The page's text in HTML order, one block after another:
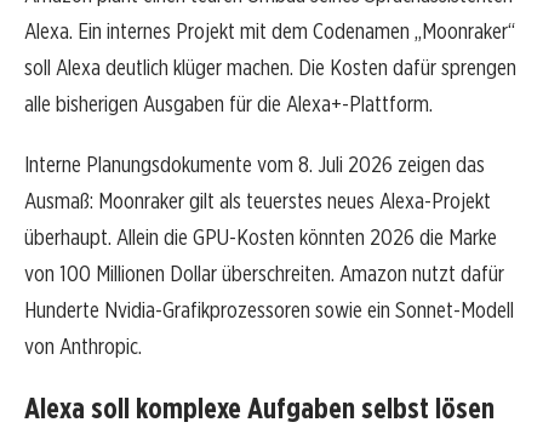
Alexa. Ein internes Projekt mit dem Codenamen „Moonraker“
soll Alexa deutlich klüger machen. Die Kosten dafür sprengen
alle bisherigen Ausgaben für die Alexa+-Plattform.
Interne Planungsdokumente vom 8. Juli 2026 zeigen das
Ausmaß: Moonraker gilt als teuerstes neues Alexa-Projekt
überhaupt. Allein die GPU-Kosten könnten 2026 die Marke
von 100 Millionen Dollar überschreiten. Amazon nutzt dafür
Hunderte Nvidia-Grafikprozessoren sowie ein Sonnet-Modell
von Anthropic.
Alexa soll komplexe Aufgaben selbst lösen